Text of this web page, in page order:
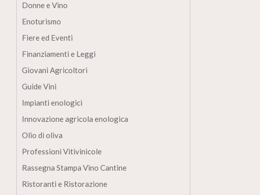
Donne e Vino
Enoturismo
Fiere ed Eventi
Finanziamenti e Leggi
Giovani Agricoltori
Guide Vini
Impianti enologici
Innovazione agricola enologica
Olio di oliva
Professioni Vitivinicole
Rassegna Stampa Vino Cantine
Ristoranti e Ristorazione